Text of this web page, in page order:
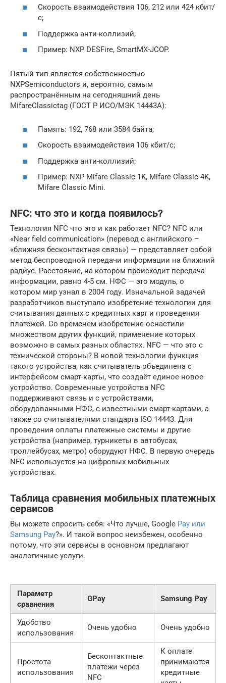
Скорость взаимодействия 106, 212 или 424 кбит/
с;
Поддержка анти-коллизий;
Пример: NXP DESFire, SmartMX-JCOP.
Пятый тип является собственностью
NXPSemiconductors и, вероятно, самым
распространённым на сегодняшний день
MifareClassictag (ГОСТ Р ИСО/МЭК 14443A):
Память: 192, 768 или 3584 байта;
Скорость взаимодействия 106 кбит/с;
Поддержка анти-коллизий;
Пример: NXP Mifare Classic 1K, Mifare Classic 4K,
Mifare Classic Mini.
NFC: что это и когда появилось?
Технология NFC что это и как работает NFC? NFC или
«Near field communication» (перевод с английского –
«ближняя бесконтактная связь») — представляет собой
метод беспроводной передачи информации на ближний
радиус. Расстояние, на котором происходит передача
информации, равно 4-5 см. НФС — это модуль, о
котором мир узнал в 2004 году. Изначальной задачей
разработчиков выступало изобретение технологии для
считывания данных с кредитных карт и проведения
платежей. Со временем изобретение оснастили
множеством других функций, применение которых
возможно в самых разных областях. NFC — что это с
технической стороны? В новой технологии функция
такого устройства, как считыватель объединена с
интерфейсом смарт-карты, что создаёт единое новое
устройство. Современные устройства NFC
поддерживают связь и с устройствами,
оборудованными НФС, с известными смарт-картами, а
также со считывателями стандарта ISO 14443. Для
проведения оплаты платежные системы и другие
устройства (например, турникеты в автобусах,
троллейбусах, метро) оборудуют НФС. В первую очередь
NFC используется на цифровых мобильных
устройствах.
Таблица сравнения мобильных платежных
сервисов
Вы можете спросить себя: «Что лучше, Google Pay или
Samsung Pay?». И такой вопрос неизбежен, особенно
потому, что эти сервисы в основном предлагают
аналогичные услуги.
Параметр
сравнения
GPay Samsung Pay
Удобство
использования
Очень удобно Очень удобно
Простота
использования
Бесконтактные
платежи через
NFC
К оплате
принимаются
кредитные